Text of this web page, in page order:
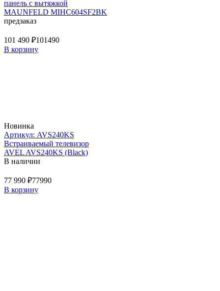
панель с вытяжкой
MAUNFELD MIHC604SF2BK
предзаказ
101 490 ₽101490
В корзину
Новинка
Артикул: AVS240KS
Встраиваемый телевизор
AVEL AVS240KS (Black)
В наличии
77 990 ₽77990
В корзину